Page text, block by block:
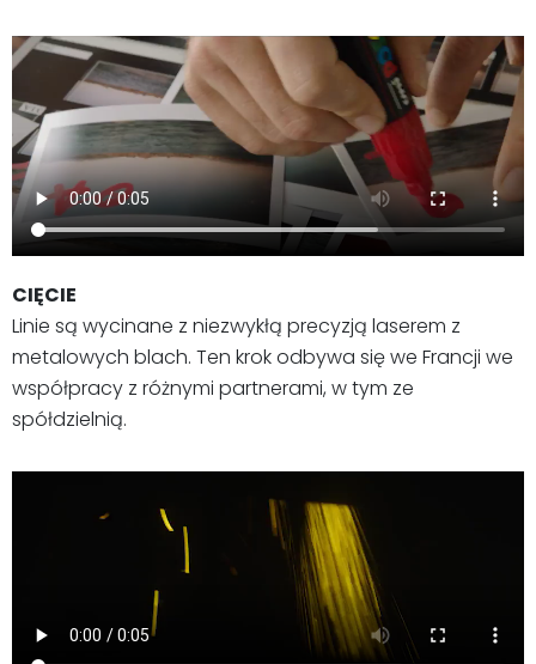
CIĘCIE
Linie są wycinane z niezwykłą precyzją laserem z
metalowych blach. Ten krok odbywa się we Francji we
współpracy z różnymi partnerami, w tym ze
spółdzielnią.